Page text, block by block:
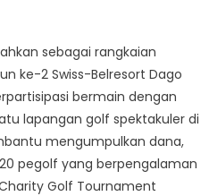
sebagai rangkaian
ke-2 Swiss-Belresort Dago
bermain dengan
lapangan golf spektakuler di
mengumpulkan dana,
pegolf yang berpengalaman
Golf Tournament